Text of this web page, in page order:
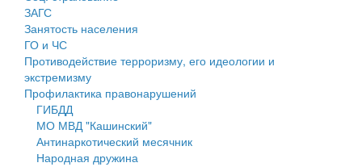
Персональные данные
Оценка регулирующего воздействия
Деятельность МУ
Нормативы градостроительного проектирования
Правила землепользования и застройки
ЗАГС
Занятость населения
ГО и ЧС
Противодействие терроризму, его идеологии и
экстремизму
Профилактика правонарушений
ГИБДД
МО МВД "Кашинский"
Антинаркотический месячник
Народная дружина